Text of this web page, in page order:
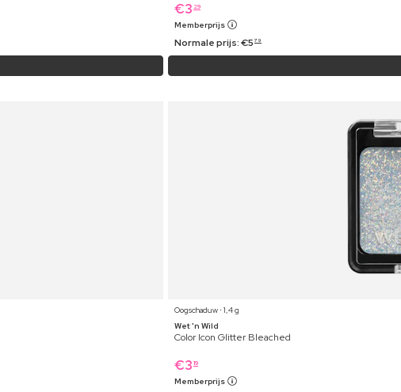
€3 29
Memberprijs
Normale prijs:€5 79
Oogschaduw ⋅ 1,4 g
Wet 'n Wild
Color Icon Glitter Bleached
€3 19
Memberprijs